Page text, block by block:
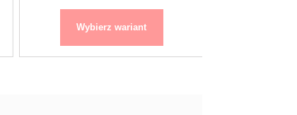
Wybierz wariant